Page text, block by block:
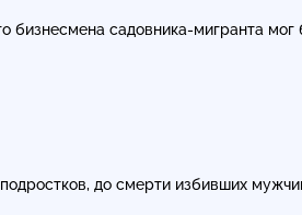
бизнесмена садовника-мигранта мог
до смерти избивших